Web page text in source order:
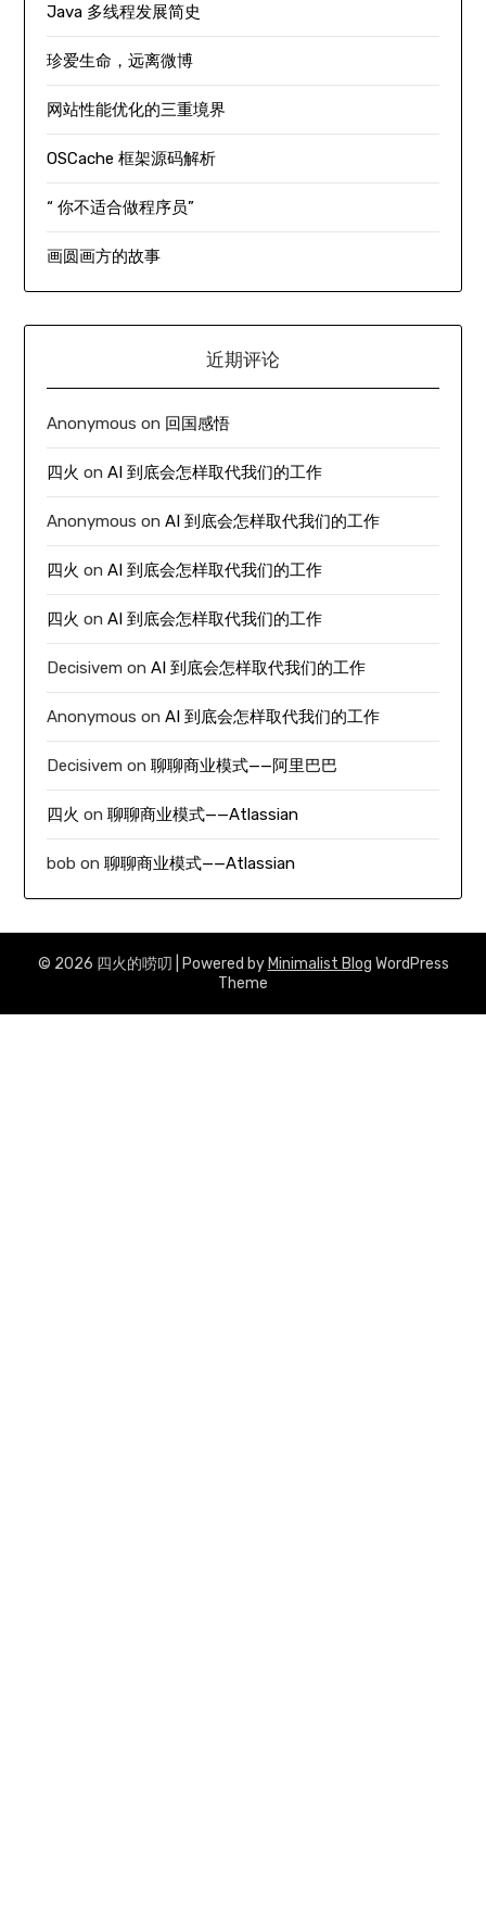
Java 多线程发展简史
珍爱生命，远离微博
网站性能优化的三重境界
OSCache 框架源码解析
“ 你不适合做程序员”
画圆画方的故事
近期评论
Anonymous on 回国感悟
四火 onAI 到底会怎样取代我们的工作
Anonymous onAI 到底会怎样取代我们的工作
四火 onAI 到底会怎样取代我们的工作
四火 onAI 到底会怎样取代我们的工作
Decisivem onAI 到底会怎样取代我们的工作
Anonymous onAI 到底会怎样取代我们的工作
Decisivem on聊聊商业模式——阿里巴巴
四火 on聊聊商业模式——Atlassian
bob on聊聊商业模式——Atlassian
© 2026 四火的唠叨 | Powered by Minimalist Blog WordPress
Theme